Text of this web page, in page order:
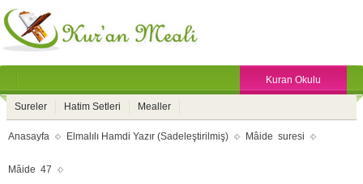
Kuran Okulu
Sureler Hatim Setleri Mealler
Anasayfa Elmalılı Hamdi Yazır (Sadeleştirilmiş) Mâide suresi
Mâide 47